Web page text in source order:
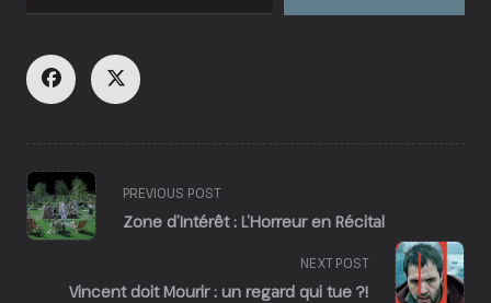
<span
class="nav-
subtitle
reader-
PREVIOUS POST
Zone d’Intérêt : L’Horreur en Récital
NEXT POST
Vincent doit Mourir : un regard qui tue ?!